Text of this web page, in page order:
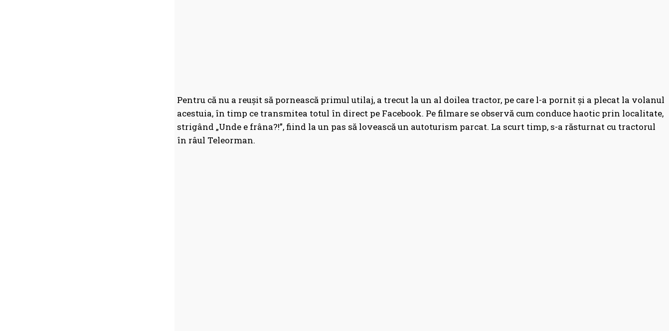
Pentru că nu a reușit să pornească primul utilaj, a trecut la un al doilea tractor, pe care l-a pornit și a plecat la volanul
acestuia, în timp ce transmitea totul în direct pe Facebook. Pe filmare se observă cum conduce haotic prin localitate,
strigând „Unde e frâna?!”, fiind la un pas să lovească un autoturism parcat. La scurt timp, s-a răsturnat cu tractorul
în râul Teleorman.